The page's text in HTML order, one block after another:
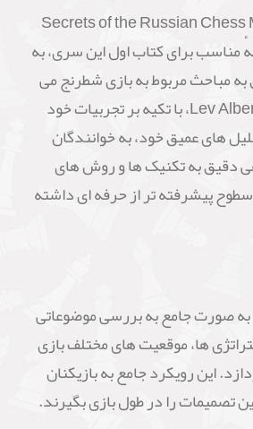
"Secrets of the Russian
مناسب برای کتاب اول این سری، به
مباحث مربوط به بازی شطرنج می
پردازد. نویسنده، Lev Albert، با تکیه بر تجربیات خود
های عمیق خود، به خوانندگان
دقیق به تکنیک ها و روش های
پیشرفته تر از حرفه ای داشته
صورت جامع به بررسی موضوعاتی
ها، موقعیت های مختلف بازی
این رویکرد جامع به بازیکنان
تصمیمات را در طول بازی بگیرند.